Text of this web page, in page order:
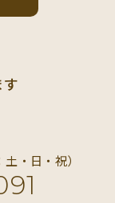
・日・祝）